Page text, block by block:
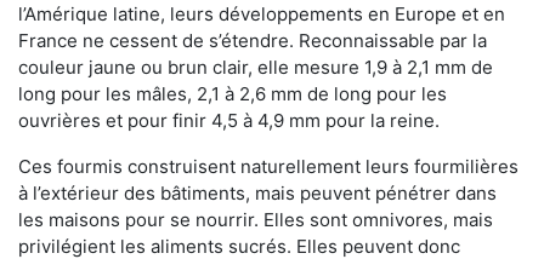
l’Amérique latine, leurs développements en Europe et en
France ne cessent de s’étendre. Reconnaissable par la
couleur jaune ou brun clair, elle mesure 1,9 à 2,1 mm de
long pour les mâles, 2,1 à 2,6 mm de long pour les
ouvrières et pour finir 4,5 à 4,9 mm pour la reine.
Ces fourmis construisent naturellement leurs fourmilières
à l’extérieur des bâtiments, mais peuvent pénétrer dans
les maisons pour se nourrir. Elles sont omnivores, mais
privilégient les aliments sucrés. Elles peuvent donc